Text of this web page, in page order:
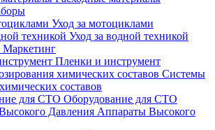
Уход за мотоциклами
Уход за водной техникой
Маркетинг
Пленки и инструмент
Системы
составов
Оборудование для СТО
Аппараты Высокого